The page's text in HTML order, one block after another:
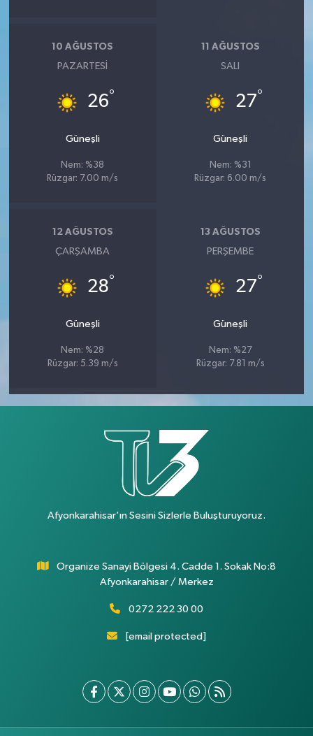
10 AĞUSTOS
PAZARTESI
26°
Güneşli
Nem: %38
Rüzgar: 7.00 m/s
11 AĞUSTOS
SALI
27°
Güneşli
Nem: %31
Rüzgar: 6.00 m/s
12 AĞUSTOS
ÇARŞAMBA
28°
Güneşli
Nem: %28
Rüzgar: 5.39 m/s
13 AĞUSTOS
PERŞEMBE
27°
Güneşli
Nem: %27
Rüzgar: 7.81 m/s
Afyonkarahisar’ın Sesini Sizlerle Buluşturuyoruz.
Organize Sanayi Bölgesi 4. Cadde 1. Sokak No:8
Afyonkarahisar / Merkez
0272 222 30 00
[email protected]